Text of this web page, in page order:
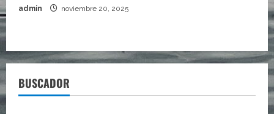
admin noviembre 20, 2025
BUSCADOR